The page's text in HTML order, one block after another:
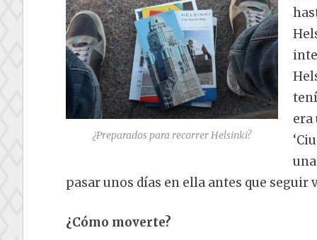
¿Preparados para recorrer Helsinki?
era
pasar unos días en ella antes que seguir
¿Cómo moverte?